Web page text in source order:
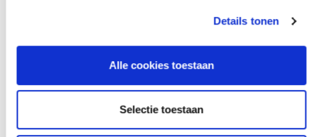
Details tonen
Alle cookies toestaan
Selectie toestaan
Voor elke uitdaging een
passende oplossing!